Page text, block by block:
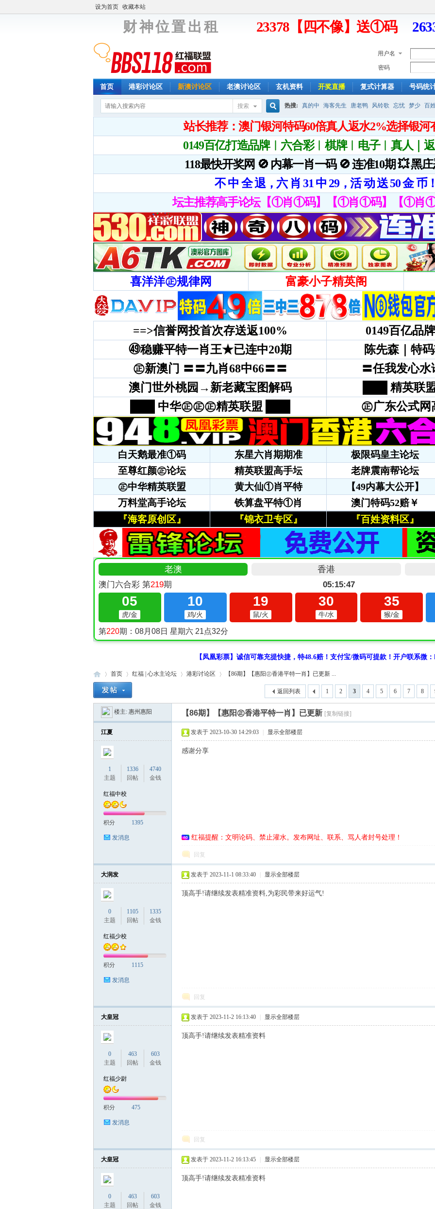
设为首页 收藏本站
财 神 位 置 出 租 23378【四不像】送①码
用户名
密码
首页 港彩讨论区 新澳讨论区 老澳讨论区 玄机资料 开奖直播 复式计算器 号码统
搜索
搜
索
热搜: 真的中 海客先生 唐老鸭 风铃歌 忘忧 梦少 百
【凤凰彩票】诚信可靠充提快捷，特48.6赔！支付宝/微码可提款！开户联系微：
盟
»
首页
›
红福 | 心水主论坛 港彩讨论区 【86期】【惠阳㊣香港平特一肖】已更新 ...
1 2 3 4 5 6 7 8
返回列表
楼主: 惠州惠阳 【86期】【惠阳㊣香港平特一肖】已更新 [复制链接]
江夏
1
主题
1336
回帖
4740
金钱
红福中校
积分 1395
发消息
发表于 2023-10-30 14:29:03 显示全部楼层
感谢分享
红福提醒：文明论码、禁止灌水。发布网址、联系、骂人者封号处理！
回复
大润发
0
主题
1105
回帖
1335
金钱
红福少校
积分 1115
发消息
发表于 2023-11-1 08:33:40 显示全部楼层
顶高手!请继续发表精准资料,为彩民带来好运气!
回复
大皇冠
0
主题
463
回帖
603
金钱
红福少尉
积分 475
发消息
发表于 2023-11-2 16:13:40 显示全部楼层
顶高手!请继续发表精准资料
回复
大皇冠
0
主题
463
回帖
603
金钱
发表于 2023-11-2 16:13:45 显示全部楼层
顶高手!请继续发表精准资料